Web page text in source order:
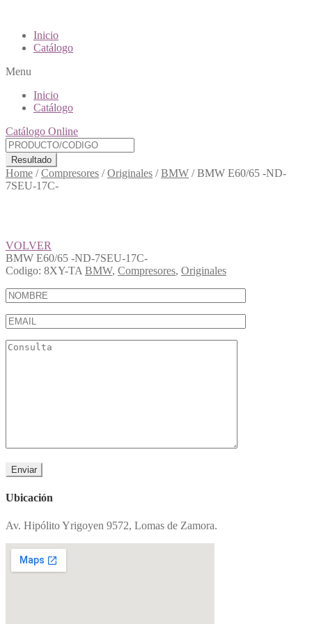
Inicio
Catálogo
Menu
Inicio
Catálogo
Catálogo Online
Resultado
Home /Compresores /Originales /BMW /BMW E60/65 -ND-
7SEU-17C-
VOLVER
BMW E60/65 -ND-7SEU-17C-
Codigo: 8XY-TA BMW, Compresores, Originales
Ubicación
Av. Hipólito Yrigoyen 9572, Lomas de Zamora.